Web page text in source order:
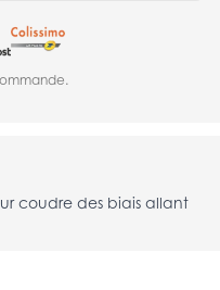
coudre des biais allant